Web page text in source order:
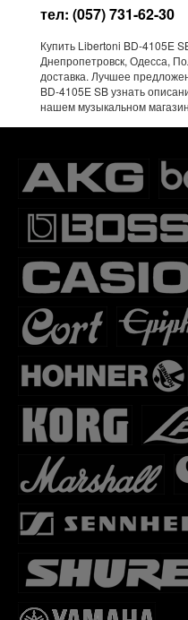
тел: (057) 731-62-30
Купить Libertoni BD-4105E
Днепропетровск, Одесса,
доставка. Лучшее
BD-4105E SB узнать
нашем музыкальном